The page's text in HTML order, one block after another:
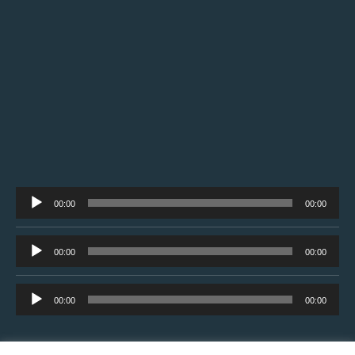
Tocador
de
áudio
00:00 00:00
Tocador
de
áudio
00:00 00:00
Tocador
de
00:00 00:00